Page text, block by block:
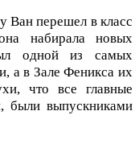
Ван перешел в класс
набирала новых
одной из самых
а в Зале Феникса их
что все главные
были выпускниками